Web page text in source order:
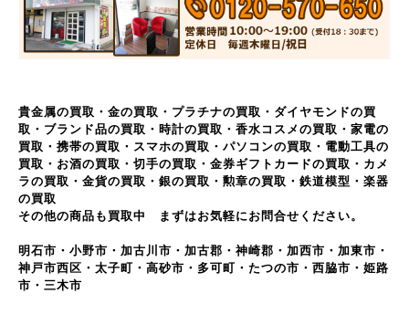
貴金属の買取・金の買取・プラチナの買取・ダイヤモンドの買
取・ブランド品の買取・時計の買取・香水コスメの買取・家電の
買取・携帯の買取・スマホの買取・パソコンの買取・電動工具の
買取・お酒の買取・切手の買取・金券ギフトカードの買取・カメ
ラの買取・金貨の買取・銀の買取・勲章の買取・鉄道模型・楽器
の買取
その他の商品も買取中 まずはお気軽にお問合せください。
明石市・小野市・加古川市・加古郡・神崎郡・加西市・加東市・
神戸市西区・太子町・高砂市・多可町・たつの市・西脇市・姫路
市・三木市